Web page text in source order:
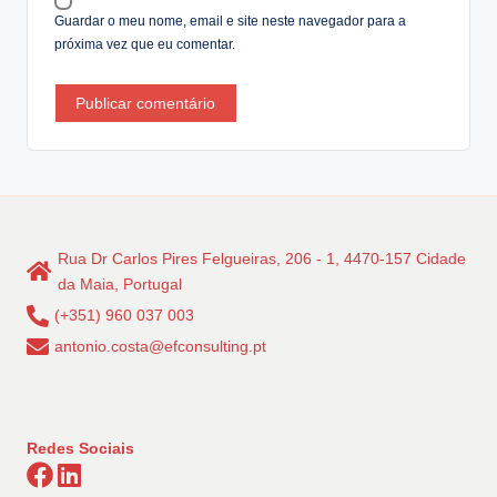
Guardar o meu nome, email e site neste navegador para a
próxima vez que eu comentar.
Rua Dr Carlos Pires Felgueiras, 206 - 1, 4470-157 Cidade
da Maia, Portugal
(+351) 960 037 003
antonio.costa@efconsulting.pt
Redes Sociais